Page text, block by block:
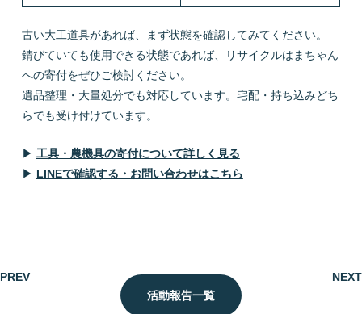
古い大工道具があれば、まず状態を確認してみてください。
錆びていても使用できる状態であれば、リサイクルはまちゃん
への寄付をぜひご検討ください。
遺品整理・大量処分でも対応しています。宅配・持ち込みどち
らでも受け付けています。
▶ 工具・農機具の寄付について詳しく見る
▶ LINEで確認する・お問い合わせはこちら
PREV
活動報告一覧
NEXT